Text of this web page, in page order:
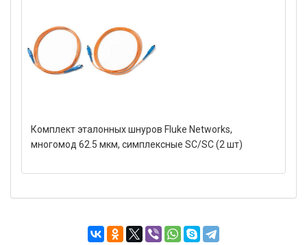
Комплект эталонных шнуров Fluke Networks,
многомод 62.5 мкм, симплексные SC/SC (2 шт)